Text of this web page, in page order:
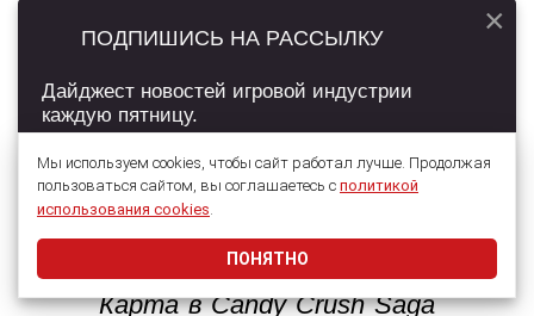
Карта в Candy Crush Saga
Мы используем cookies, чтобы сайт работал лучше. Продолжая
пользоваться сайтом, вы соглашаетесь с политикой
использования cookies.
ПОНЯТНО
ПОДПИШИСЬ НА РАССЫЛКУ
Дайджест новостей игровой индустрии
каждую пятницу.
Даю согласие на обработкуперсональных данных
×